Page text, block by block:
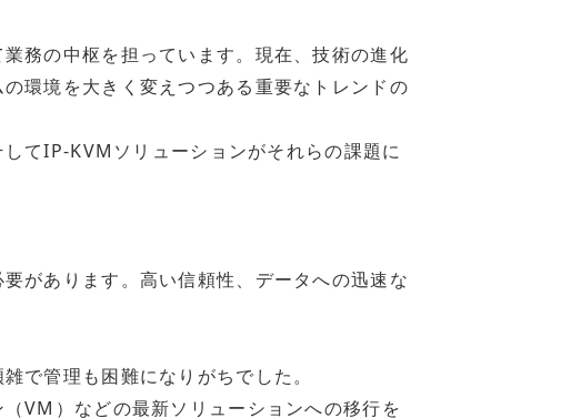
務の中枢を担っています。現在、技術の進化
環境を大きく変えつつある重要なトレンドの
てIP-KVMソリューションがそれらの課題に
があります。高い信頼性、データへの迅速な
で管理も困難になりがちでした。
VM）などの最新ソリューションへの移行を